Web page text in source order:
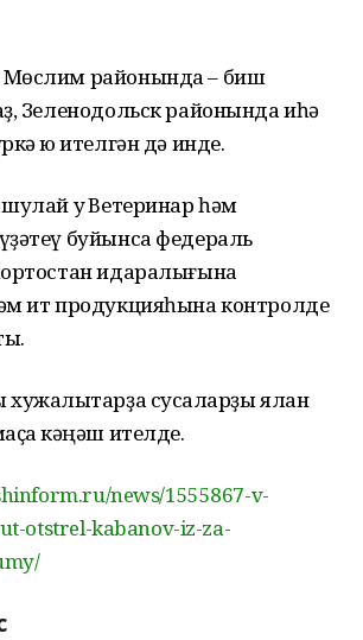
Мөслим районында – биш
Зеленодольск районында иһә
юҡ ителгән дә инде.
уҡ Ветеринар һәм
буйынса федераль
идаралығына
ит продукцияһына контролде
сусҡаларҙы ялан
кәңәш ителде.
news/1555867-v-
otstrel-kabanov-iz-za-